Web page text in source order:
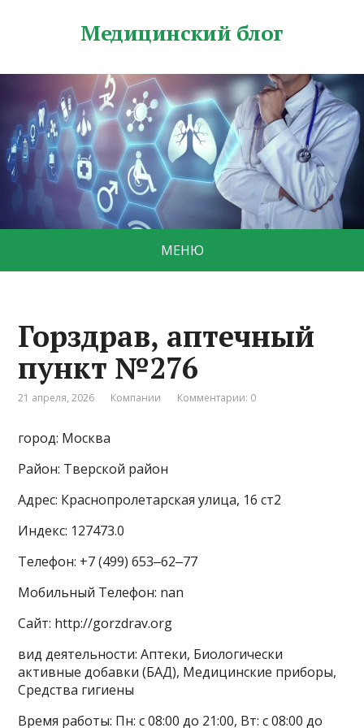
Медицинский блог
МЕНЮ
Горздрав, аптечный
пункт №276
21 апреля, 2026 Компании Комментарии: 0
город: Москва
Район: Тверской район
Адрес: Краснопролетарская улица, 16 ст2
Индекс: 127473.0
Телефон: +7 (499) 653‒62‒77
Мобильный Телефон: nan
Сайт: http://gorzdrav.org
вид деятельности: Аптеки, Биологически
активные добавки (БАД), Медицинские приборы,
Средства гигиены
Время работы: Пн: с 08:00 до 21:00, Вт: с 08:00 до